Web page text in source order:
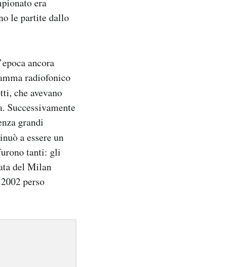
le partite dallo
ancora
radiofonico
che avevano
Successivamente
grandi
a essere un
tanti: gli
del Milan
perso